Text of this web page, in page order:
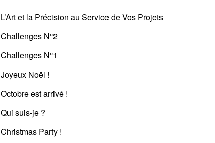
L’Art et la Précision au Service de Vos Projets
Challenges N°2
Challenges N°1
Joyeux Noël !
Octobre est arrivé !
Qui suis-je ?
Christmas Party !